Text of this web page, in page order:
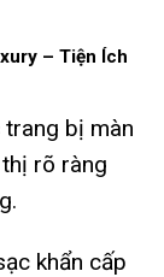
– Tiện Ích
bị màn
rõ ràng
khẩn cấp